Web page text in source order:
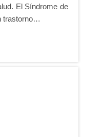
El Síndrome de
trastorno…